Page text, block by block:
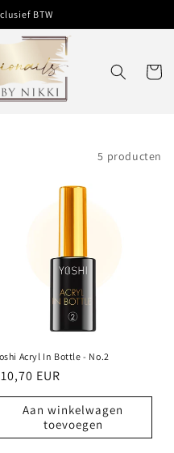
BTW
5 producten
Acryl In Bottle - No.2
EUR
Aan winkelwagen
toevoegen